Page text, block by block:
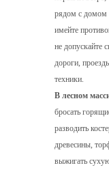
рядом с домом
имейте
не допускайте
дороги,
техники.
В лесном
бросать
разводить
древесины,
выжигать